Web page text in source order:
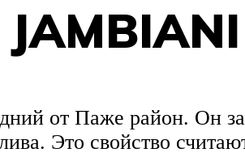
от Паже район. Он
Это свойство